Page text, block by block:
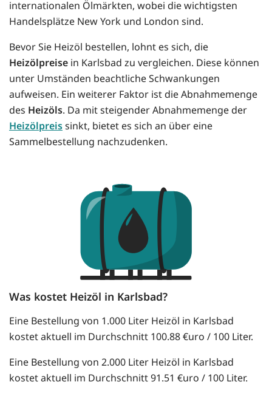
internationalen Ölmärkten, wobei die wichtigsten
Handelsplätze New York und London sind.
Bevor Sie Heizöl bestellen, lohnt es sich, die
Heizölpreise in Karlsbad zu vergleichen. Diese können
unter Umständen beachtliche Schwankungen
aufweisen. Ein weiterer Faktor ist die Abnahmemenge
des Heizöls. Da mit steigender Abnahmemenge der
Heizölpreissinkt, bietet es sich an über eine
Sammelbestellung nachzudenken.
Was kostet Heizöl in Karlsbad?
Eine Bestellung von 1.000 Liter Heizöl in Karlsbad
kostet aktuell im Durchschnitt 100.88 €uro / 100 Liter.
Eine Bestellung von 2.000 Liter Heizöl in Karlsbad
kostet aktuell im Durchschnitt 91.51 €uro / 100 Liter.